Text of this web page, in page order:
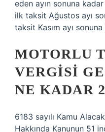
eden ayın sonuna
ilk taksit Ağustos ayı
taksit Kasım ayı
MOTORLU
VERGISI
NE KADAR
6183 sayılı Kamu
Hakkında Kanunun 51